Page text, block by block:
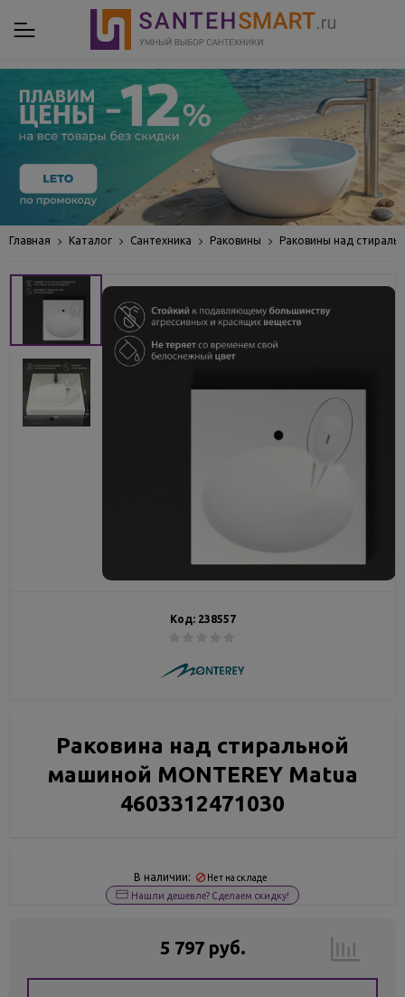
Главная Каталог Сантехника Раковины Раковины над
Код: 238557
Раковина над стиральной
машиной MONTEREY Matua
4603312471030
В наличии: Нет на складе
Нашли дешевле? Сделаем скидку!
5 797 руб.